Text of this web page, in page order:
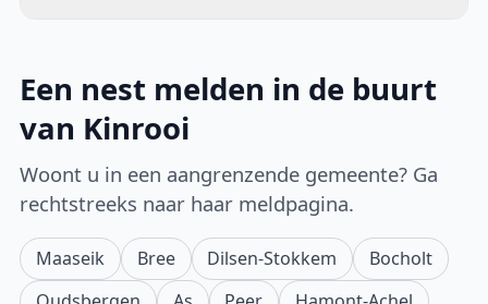
Een nest melden in de buurt
van Kinrooi
Woont u in een aangrenzende gemeente? Ga
rechtstreeks naar haar meldpagina.
Maaseik Bree Dilsen-Stokkem
Bocholt